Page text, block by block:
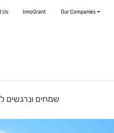
Us InnoGrant Our Companies
שמחים ונרגשים